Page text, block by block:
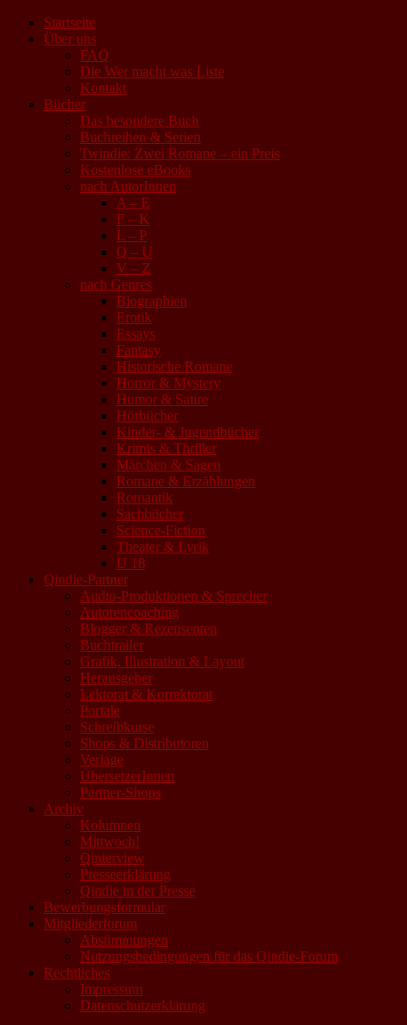
Startseite
Über uns
FAQ
Die Wer macht was Liste
Kontakt
Bücher
Das besondere Buch
Buchreihen & Serien
Twindie: Zwei Romane – ein Preis
Kostenlose eBooks
nach AutorInnen
A – E
F – K
L – P
Q – U
V – Z
nach Genres
Biographien
Erotik
Essays
Fantasy
Historische Romane
Horror & Mystery
Humor & Satire
Hörbücher
Kinder- & Jugendbücher
Krimis & Thriller
Märchen & Sagen
Romane & Erzählungen
Romantik
Sachbücher
Science-Fiction
Theater & Lyrik
U 18
Qindie-Partner
Audio-Produktionen & Sprecher
Autorencoaching
Blogger & Rezensenten
Buchtrailer
Grafik, Illustration & Layout
Herausgeber
Lektorat & Korrektorat
Portale
Schreibkurse
Shops & Distributoren
Verlage
ÜbersetzerInnen
Partner-Shops
Archiv
Kolumnen
Mittwoch!
Qinterview
Presseerklärung
Qindie in der Presse
Bewerbungsformular
Mitgliederforum
Abstimmungen
Nutzungsbedingungen für das Qindie-Forum
Rechtliches
Impressum
Datenschutzerklärung